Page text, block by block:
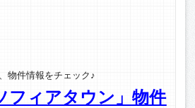
物件情報をチェック♪
ィアタウン」物件